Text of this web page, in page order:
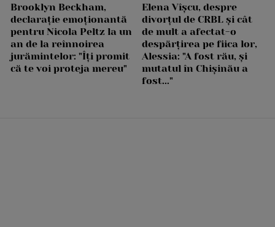
Brooklyn Beckham,
declarație emoționantă
pentru Nicola Peltz la un
an de la reînnoirea
jurămintelor: "Îți promit
că te voi proteja mereu"
Elena Vîșcu, despre
divorțul de CRBL și cât
de mult a afectat-o
despărțirea pe fiica lor,
Alessia: "A fost rău, și
mutatul în Chișinău a
fost..."